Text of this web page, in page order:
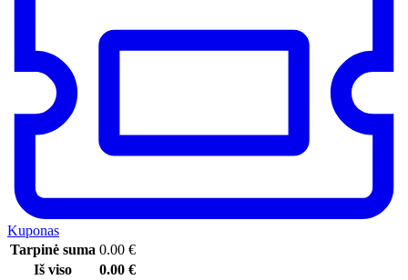
Kuponas
Tarpinė suma 0.00 €
Iš viso
0.00 €